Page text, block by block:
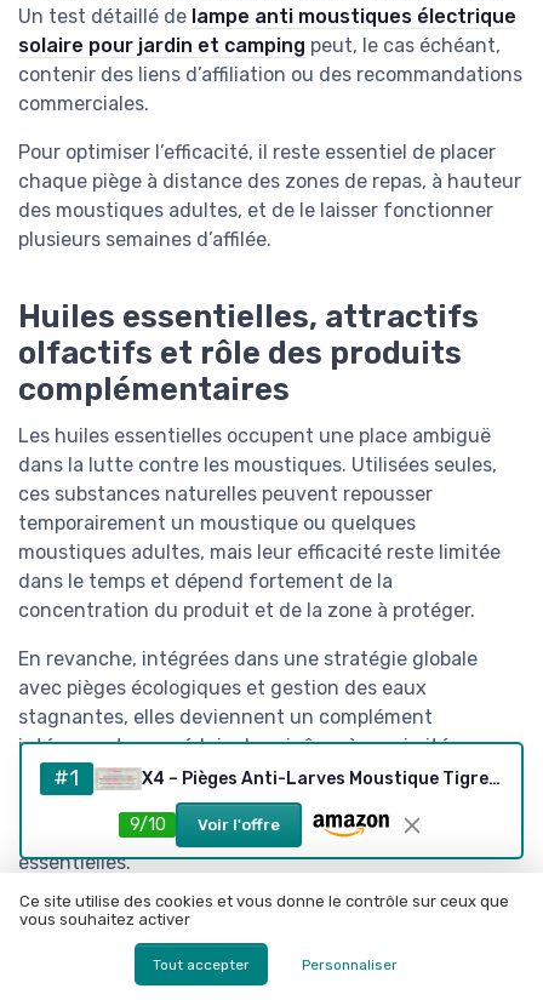
Un test détaillé de lampe anti moustiques électrique
solaire pour jardin et camping peut, le cas échéant,
contenir des liens d’affiliation ou des recommandations
commerciales.
Pour optimiser l’efficacité, il reste essentiel de placer
chaque piège à distance des zones de repas, à hauteur
des moustiques adultes, et de le laisser fonctionner
plusieurs semaines d’affilée.
Huiles essentielles, attractifs
olfactifs et rôle des produits
complémentaires
Les huiles essentielles occupent une place ambiguë
dans la lutte contre les moustiques. Utilisées seules,
ces substances naturelles peuvent repousser
temporairement un moustique ou quelques
moustiques adultes, mais leur efficacité reste limitée
dans le temps et dépend fortement de la
concentration du produit et de la zone à protéger.
En revanche, intégrées dans une stratégie globale
avec pièges écologiques et gestion des eaux
stagnantes, elles deviennent un complément
intéressant pour réduire les piqûres à proximité
immédiate de la peau. Les attractifs olfactifs utilisés
dans les meilleurs pièges à moustiques sans
substances toxiques ne se limitent pas aux huiles
essentielles.
On trouve souvent des mélanges spécifiques qui
imitent l’odeur de la peau humaine, combinant acide
lactique, ammoniac et autres composés volatils, afin
#1 X4 – Pièges Anti-Larves Moustique Tigre - Écologique, sans Insecticide - Innovation française 2025 brevetée - Seaux + flotteurs + Filets - Pack 4 Zones extérieures
9/10 Voir l'offre
Ce site utilise des cookies et vous donne le contrôle sur ceux que
vous souhaitez activer
Tout accepter Personnaliser